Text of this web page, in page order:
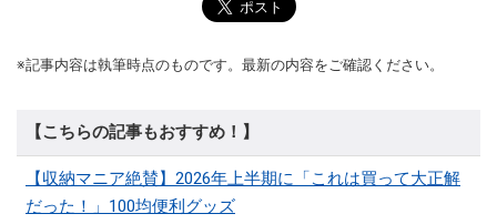
※記事内容は執筆時点のものです。最新の内容をご確認ください。
【こちらの記事もおすすめ！】
【収納マニア絶賛】2026年上半期に「これは買って大正解
だった！」100均便利グッズ